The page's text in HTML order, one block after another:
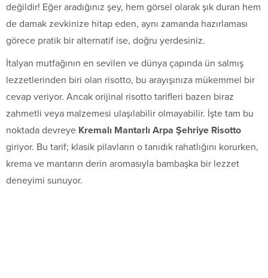
değildir! Eğer aradığınız şey, hem görsel olarak şık duran hem
de damak zevkinize hitap eden, aynı zamanda hazırlaması
görece pratik bir alternatif ise, doğru yerdesiniz.
İtalyan mutfağının en sevilen ve dünya çapında ün salmış
lezzetlerinden biri olan risotto, bu arayışınıza mükemmel bir
cevap veriyor. Ancak orijinal risotto tarifleri bazen biraz
zahmetli veya malzemesi ulaşılabilir olmayabilir. İşte tam bu
noktada devreye Kremalı Mantarlı Arpa Şehriye Risotto
giriyor. Bu tarif; klasik pilavların o tanıdık rahatlığını korurken,
krema ve mantarın derin aromasıyla bambaşka bir lezzet
deneyimi sunuyor.